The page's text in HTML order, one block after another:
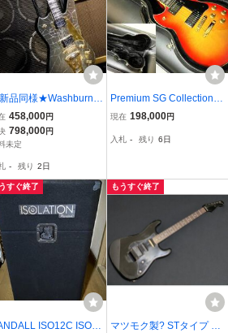
品同様★Washburn P
Stanley PS2000 限定
ル
458,000円
798,000円
未定
- 残り 2日
Premium SG Collection-1
1★YAMAHA SG1000NW
カーリーメイプルトップ
現在 198,000円
入札 - 残り 6日
すぐ終了
ISO12C ISOLA
もうすぐ終了
マツモク製? STタイプ ス